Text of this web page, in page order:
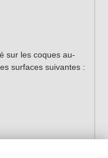
sur les coques au-
surfaces suivantes :